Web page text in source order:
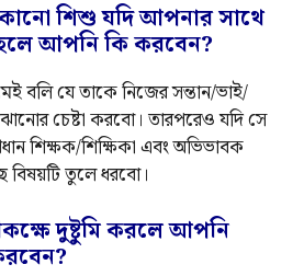
কোনো শিশু যদি আপনার সাথে
আপনি কি করবেন?
বলি যে তাকে নিজের সন্তান/ভাই/
চেষ্টা করবো। তারপরেও যদি সে
শিক্ষক/শিক্ষিকা এবং অভিভাবক
বিষয়টি তুলে ধরবো।
দুষ্টুমি করলে আপনি